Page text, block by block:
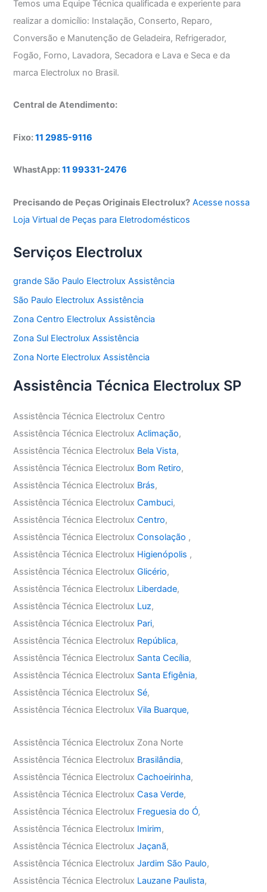
Temos uma Equipe Técnica qualificada e experiente para
realizar a domicílio: Instalação, Conserto, Reparo,
Conversão e Manutenção de Geladeira, Refrigerador,
Fogão, Forno, Lavadora, Secadora e Lava e Seca e da
marca Electrolux no Brasil.
Central de Atendimento:
Fixo:11 2985-9116
WhastApp:11 99331-2476
Precisando de Peças Originais Electrolux? Acesse nossa
Loja Virtual de Peças para Eletrodomésticos
Serviços Electrolux
grande São Paulo Electrolux Assistência
São Paulo Electrolux Assistência
Zona Centro Electrolux Assistência
Zona Sul Electrolux Assistência
Zona Norte Electrolux Assistência
Assistência Técnica Electrolux SP
Assistência Técnica Electrolux Centro
Assistência Técnica ElectroluxAclimação,
Assistência Técnica Electrolux Bela Vista,
Assistência Técnica Electrolux Bom Retiro,
Assistência Técnica Electrolux Brás,
Assistência Técnica ElectroluxCambuci,
Assistência Técnica ElectroluxCentro,
Assistência Técnica ElectroluxConsolação ,
Assistência Técnica Electrolux Higienópolis ,
Assistência Técnica ElectroluxGlicério,
Assistência Técnica Electrolux Liberdade,
Assistência Técnica Electrolux Luz,
Assistência Técnica Electrolux Pari,
Assistência Técnica Electrolux República,
Assistência Técnica Electrolux Santa Cecília,
Assistência Técnica Electrolux Santa Efigênia,
Assistência Técnica Electrolux Sé,
Assistência Técnica ElectroluxVila Buarque,
Assistência Técnica Electrolux Zona Norte
Assistência Técnica Electrolux Brasilândia,
Assistência Técnica ElectroluxCachoeirinha,
Assistência Técnica ElectroluxCasa Verde,
Assistência Técnica Electrolux Freguesia do Ó,
Assistência Técnica Electrolux Imirim,
Assistência Técnica ElectroluxJaçanã,
Assistência Técnica ElectroluxJardim São Paulo,
Assistência Técnica Electrolux Lauzane Paulista,